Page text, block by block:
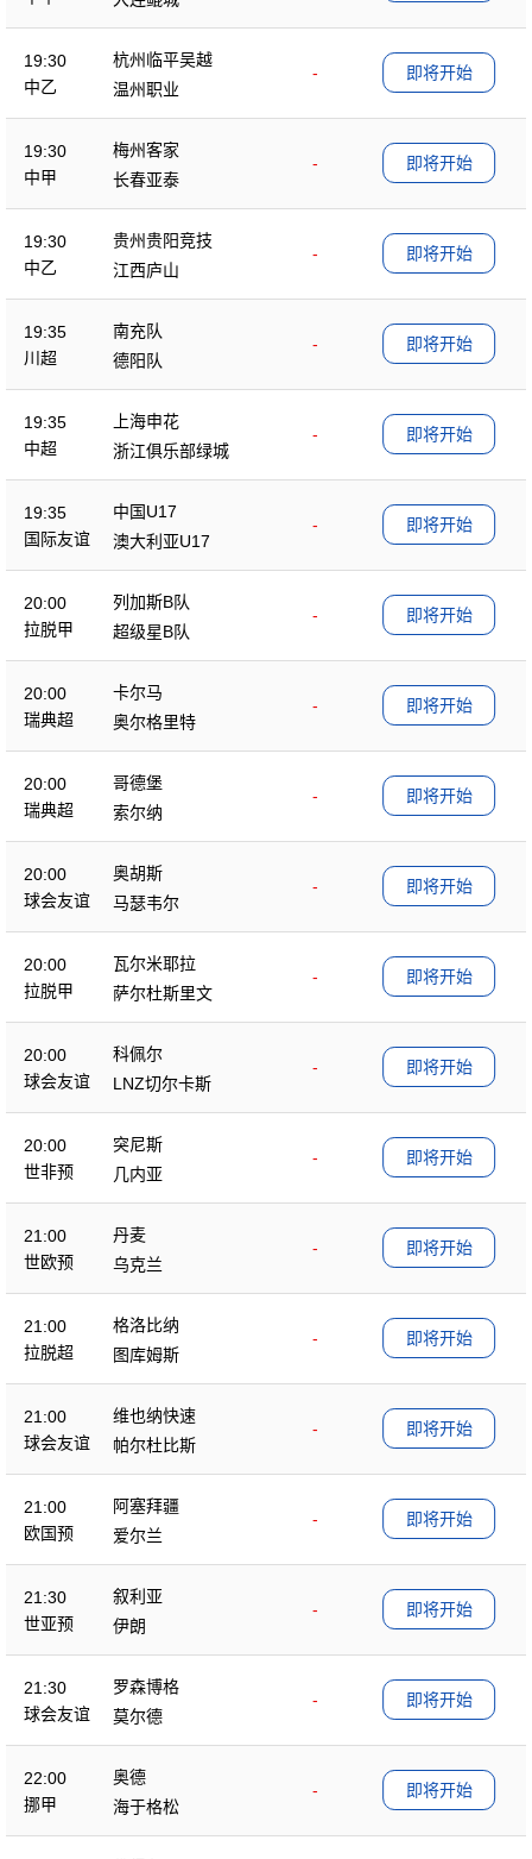
19:30
中乙
杭州临平吴越
-
温州职业
即将开始
19:30
中甲
梅州客家
-
长春亚泰
即将开始
19:30
中乙
贵州贵阳竞技
-
江西庐山
即将开始
19:35
川超
南充队
-
德阳队
即将开始
19:35
中超
上海申花
-
浙江俱乐部绿城
即将开始
19:35
国际友谊
中国U17
-
澳大利亚U17
即将开始
20:00
拉脱甲
列加斯B队
-
超级星B队
即将开始
20:00
瑞典超
卡尔马
-
奥尔格里特
即将开始
20:00
瑞典超
哥德堡
-
索尔纳
即将开始
20:00
球会友谊
奥胡斯
-
马瑟韦尔
即将开始
20:00
拉脱甲
瓦尔米耶拉
-
萨尔杜斯里文
即将开始
20:00
球会友谊
科佩尔
-
LNZ切尔卡斯
即将开始
20:00
世非预
突尼斯
-
几内亚
即将开始
21:00
世欧预
丹麦
-
乌克兰
即将开始
21:00
拉脱超
格洛比纳
-
图库姆斯
即将开始
21:00
球会友谊
维也纳快速
-
帕尔杜比斯
即将开始
21:00
欧国预
阿塞拜疆
-
爱尔兰
即将开始
21:30
世亚预
叙利亚
-
伊朗
即将开始
21:30
球会友谊
罗森博格
-
莫尔德
即将开始
22:00
挪甲
奥德
-
海于格松
即将开始